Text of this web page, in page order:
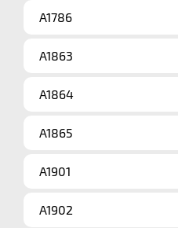
A1786
A1863
A1864
A1865
A1901
A1902